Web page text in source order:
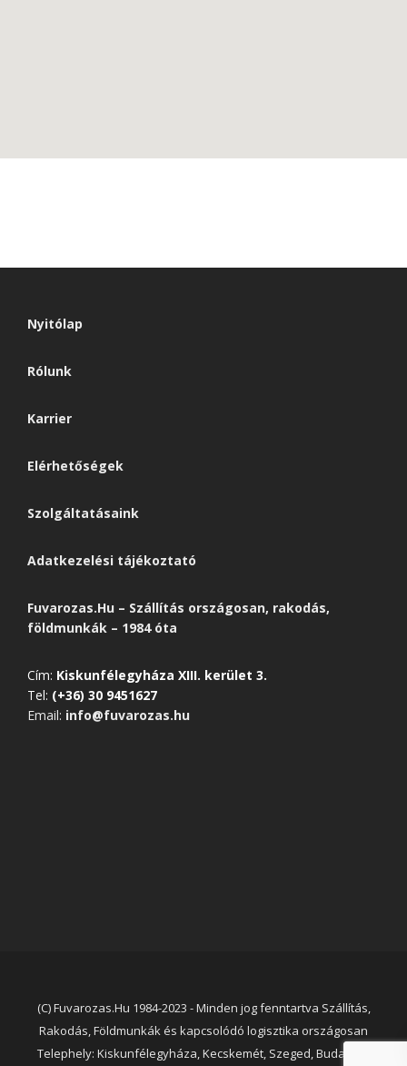
Nyitólap
Rólunk
Karrier
Elérhetőségek
Szolgáltatásaink
Adatkezelési tájékoztató
Fuvarozas.Hu – Szállítás országosan, rakodás,
földmunkák – 1984 óta
Cím: Kiskunfélegyháza XIII. kerület 3.
Tel: (+36) 30 9451627
Email: info@fuvarozas.hu
(C) Fuvarozas.Hu 1984-2023 - Minden jog fenntartva Szállítás,
Rakodás, Földmunkák és kapcsolódó logisztika országosan
Telephely: Kiskunfélegyháza, Kecskemét, Szeged, Budapest